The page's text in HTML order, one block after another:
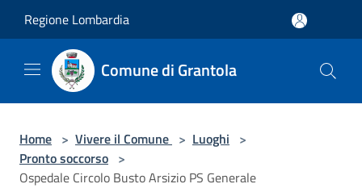
Regione Lombardia
Comune di Grantola
Home > Vivere il Comune > Luoghi >
Pronto soccorso >
Ospedale Circolo Busto Arsizio PS Generale